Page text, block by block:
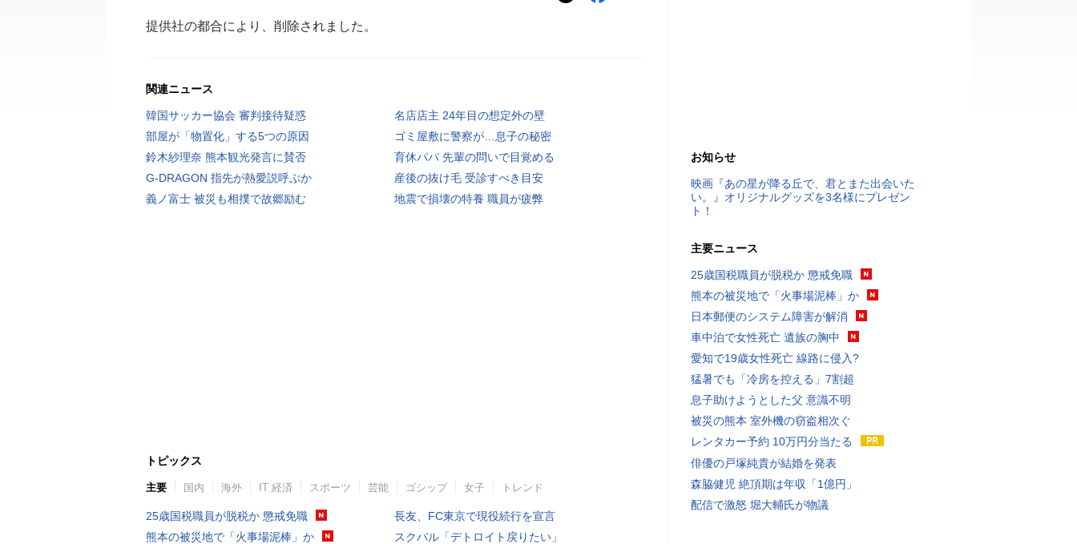
提供社の都合により、削除されました。
関連ニュース
韓国サッカー協会 審判接待疑惑
名店店主 24年目の想定外の壁
部屋が「物置化」する5つの原因
ゴミ屋敷に警察が…息子の秘密
鈴木紗理奈 熊本観光発言に賛否
育休パパ 先輩の問いで目覚める
G-DRAGON 指先が熱愛説呼ぶか
産後の抜け毛 受診すべき目安
義ノ富士 被災も相撲で故郷励む
地震で損壊の特養 職員が疲弊
トピックス
主要 国内 海外 IT 経済 スポーツ 芸能 ゴシップ 女子 トレンド
25歳国税職員が脱税か 懲戒免職
熊本の被災地で「火事場泥棒」か
長友、FC東京で現役続行を宣言
スクバル「デトロイト戻りたい」
お知らせ
映画『あの星が降る丘で、君とまた出会いた
い。』オリジナルグッズを3名様にプレゼン
ト！
主要ニュース
25歳国税職員が脱税か 懲戒免職
熊本の被災地で「火事場泥棒」か
日本郵便のシステム障害が解消
車中泊で女性死亡 遺族の胸中
愛知で19歳女性死亡 線路に侵入?
猛暑でも「冷房を控える」7割超
息子助けようとした父 意識不明
被災の熊本 室外機の窃盗相次ぐ
レンタカー予約 10万円分当たる
俳優の戸塚純貴が結婚を発表
森脇健児 絶頂期は年収「1億円」
配信で激怒 堀大輔氏が物議